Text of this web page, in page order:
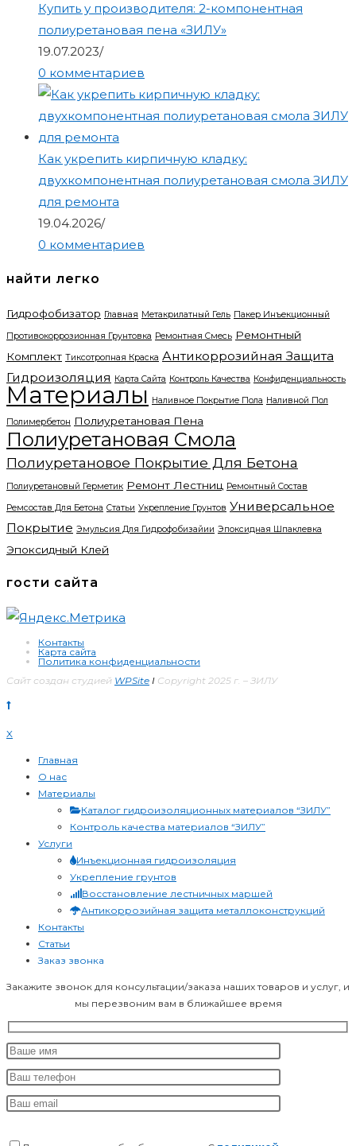
Купить у производителя: 2-компонентная
полиуретановая пена «ЗИЛУ»
19.07.2023/
0 комментариев
Как укрепить кирпичную кладку:
двухкомпонентная полиуретановая смола ЗИЛУ
для ремонта
19.04.2026/
0 комментариев
найти легко
Гидрофобизатор Главная Метакрилатный Гель Пакер Инъекционный
Противокоррозионная Грунтовка Ремонтная Смесь Ремонтный
Комплект Тиксотропная Краска Антикоррозийная Защита
Гидроизоляция Карта Сайта Контроль Качества Конфиденциальность
Материалы Наливное Покрытие Пола Наливной Пол
Полимербетон Полиуретановая Пена
Полиуретановая Смола
Полиуретановое Покрытие Для Бетона
Полиуретановый Герметик Ремонт Лестниц Ремонтный Состав
Ремсостав Для Бетона Статьи Укрепление Грунтов Универсальное
Покрытие Эмульсия Для Гидрофобизайии Эпоксидная Шпаклевка
Эпоксидный Клей
гости сайта
Контакты
Карта сайта
Политика конфиденциальности
Сайт создан студией WPSite I Copyright 2025 г. – ЗИЛУ
X
Главная
О нас
Материалы
Каталог гидроизоляционных материалов “ЗИЛУ”
Контроль качества материалов “ЗИЛУ”
Услуги
Инъекционная гидроизоляция
Укрепление грунтов
Восстановление лестничных маршей
Антикоррозийная защита металлоконструкций
Контакты
Статьи
Заказ звонка
Закажите звонок для консультации/заказа наших товаров и услуг, и
мы перезвоним вам в ближайшее время